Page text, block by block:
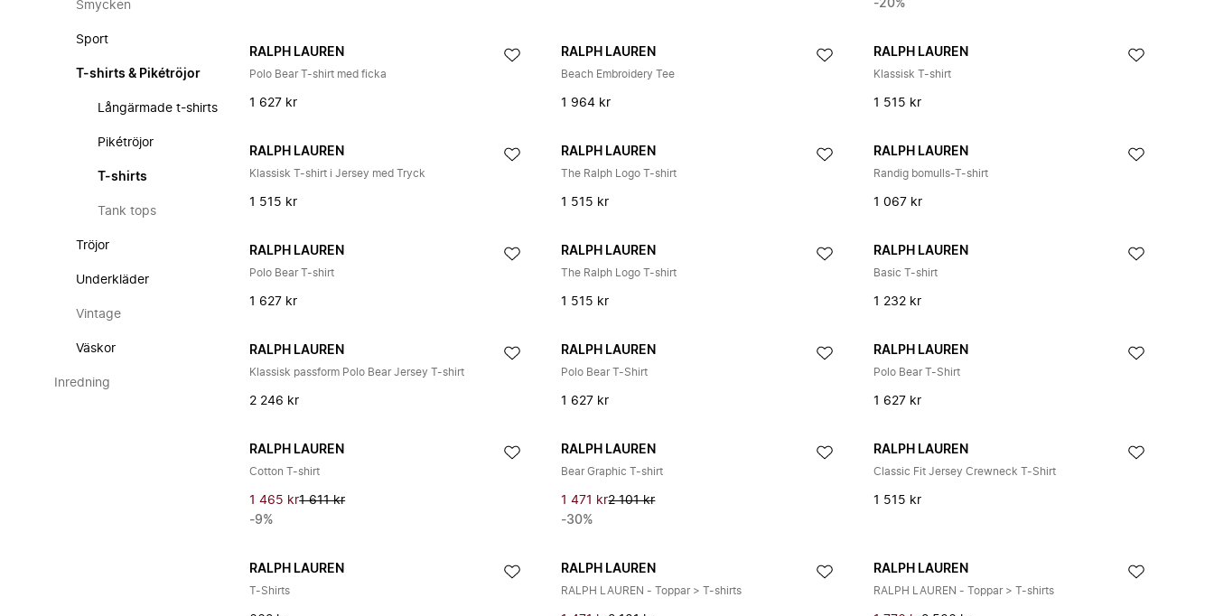
Smycken
Sport
T-shirts & Pikétröjor
Långärmade t-shirts
Pikétröjor
T-shirts
Tank tops
Tröjor
Underkläder
Vintage
Väskor
Inredning
-20%
RALPH LAUREN
Polo Bear T-shirt med ficka
1 627 kr
RALPH LAUREN
Beach Embroidery Tee
1 964 kr
RALPH LAUREN
Klassisk T-shirt
1 515 kr
RALPH LAUREN
Klassisk T-shirt i Jersey med Tryck
1 515 kr
RALPH LAUREN
The Ralph Logo T-shirt
1 515 kr
RALPH LAUREN
Randig bomulls-T-shirt
1 067 kr
RALPH LAUREN
Polo Bear T-shirt
1 627 kr
RALPH LAUREN
The Ralph Logo T-shirt
1 515 kr
RALPH LAUREN
Basic T-shirt
1 232 kr
RALPH LAUREN
Klassisk passform Polo Bear Jersey T-shirt
2 246 kr
RALPH LAUREN
Polo Bear T-Shirt
1 627 kr
RALPH LAUREN
Polo Bear T-Shirt
1 627 kr
RALPH LAUREN
Cotton T-shirt
1 465 kr1 611 kr
-9%
RALPH LAUREN
Bear Graphic T-shirt
1 471 kr2 101 kr
-30%
RALPH LAUREN
Classic Fit Jersey Crewneck T-Shirt
1 515 kr
RALPH LAUREN
T-Shirts
RALPH LAUREN
RALPH LAUREN - Toppar > T-shirts
RALPH LAUREN
RALPH LAUREN - Toppar > T-shirts